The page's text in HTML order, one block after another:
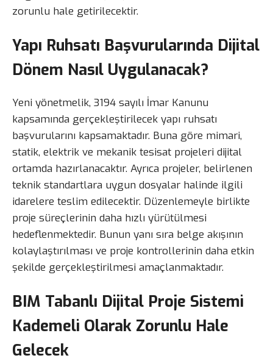
zorunlu hale getirilecektir.
Yapı Ruhsatı Başvurularında Dijital
Dönem Nasıl Uygulanacak?
Yeni yönetmelik, 3194 sayılı İmar Kanunu
kapsamında gerçekleştirilecek yapı ruhsatı
başvurularını kapsamaktadır. Buna göre mimari,
statik, elektrik ve mekanik tesisat projeleri dijital
ortamda hazırlanacaktır. Ayrıca projeler, belirlenen
teknik standartlara uygun dosyalar halinde ilgili
idarelere teslim edilecektir. Düzenlemeyle birlikte
proje süreçlerinin daha hızlı yürütülmesi
hedeflenmektedir. Bunun yanı sıra belge akışının
kolaylaştırılması ve proje kontrollerinin daha etkin
şekilde gerçekleştirilmesi amaçlanmaktadır.
BIM Tabanlı Dijital Proje Sistemi
Kademeli Olarak Zorunlu Hale
Gelecek